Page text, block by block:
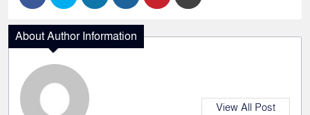
About Author Information
View All Post